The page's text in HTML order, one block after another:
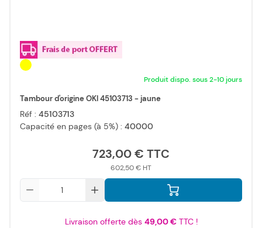
Produit dispo. sous 2-10 jours
Tambour d'origine OKI 45103713 - jaune
Réf : 45103713
Capacité en pages (à 5%) : 40000
723,00 €
602,50 €
Livraison offerte dès 49,00 €TTC !